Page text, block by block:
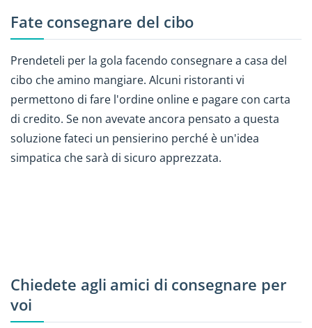
Fate consegnare del cibo
Prendeteli per la gola facendo consegnare a casa del
cibo che amino mangiare. Alcuni ristoranti vi
permettono di fare l'ordine online e pagare con carta
di credito. Se non avevate ancora pensato a questa
soluzione fateci un pensierino perché è un'idea
simpatica che sarà di sicuro apprezzata.
Chiedete agli amici di consegnare per
voi